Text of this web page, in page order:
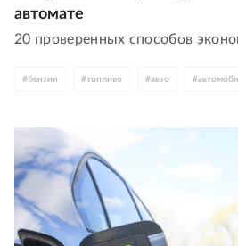
автомате
20 проверенных способов
#бензин #топливо #авто #